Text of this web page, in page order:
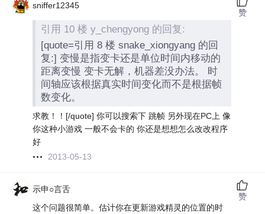
sniffer12345
引用 10 楼 y_chengyong 的回复:
[quote=引用 8 楼 snake_xiongyang 的回
复:] 变慢是指变卡还是单位时间内移动的
距离变慢 变卡无解，机器差没办法。 时
间轴应该根据真实时间变化而不是根据帧
数变化。
求教！！[/quote] 你可以搜索下 跳帧 另外现在PC上 像
你这种小游戏 一般不会卡的 你还是想想怎么改改程序
好
2013-05-13
赞
示申○言舌
这个问题很简单。估计你在更新游戏精灵的位置的时
赞